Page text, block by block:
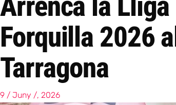
Forquilla 2026
Tarragona
9 / Juny /, 2026